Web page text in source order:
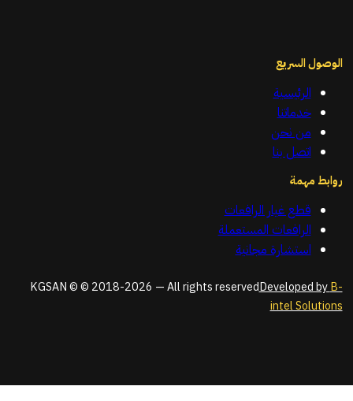
الوصول السريع
الرئيسية
خدماتنا
من نحن
اتصل بنا
روابط مهمة
قطع غيار الرافعات
الرافعات المستعملة
استشارة مجانية
KGSAN © © 2018-2026 — All rights reservedDeveloped byB-
intel Solutions